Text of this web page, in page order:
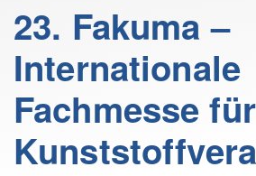
23. Fakuma –
Internationale
Fachmesse für